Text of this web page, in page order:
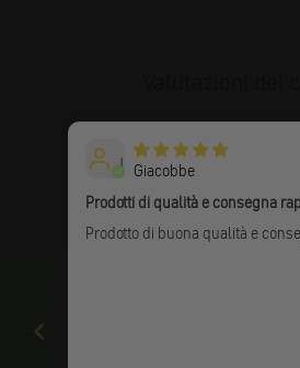
J Giacobbe
Prodotti di qualità e consegna
Prodotto di buona qualità e